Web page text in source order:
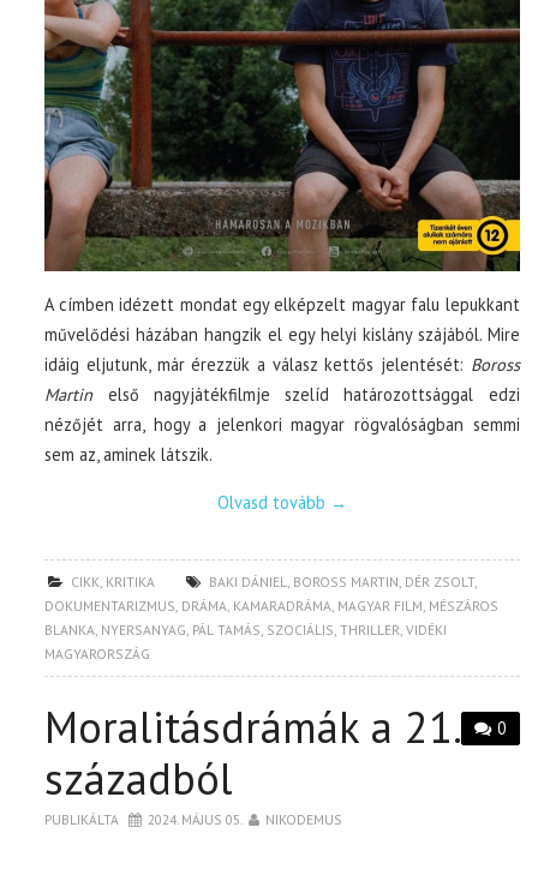
A címben idézett mondat egy elképzelt magyar falu lepukkant
művelődési házában hangzik el egy helyi kislány szájából. Mire
idáig eljutunk, már érezzük a válasz kettős jelentését: Boross
Martinelső nagyjátékfilmje szelíd határozottsággal edzi
nézőjét arra, hogy a jelenkori magyar rögvalóságban semmi
sem az, aminek látszik.
Olvasd tovább →
CIKK KRITIKA BAKI DÁNIEL BOROSS MARTIN DÉR ZSOLT,
DOKUMENTARIZMUS DRÁMA KAMARADRÁMA MAGYAR FILM MÉSZÁROS
BLANKA NYERSANYAG PÁL TAMÁS SZOCIÁLIS ,THRILLER ,VIDÉKI
MAGYARORSZÁG
0
Moralitásdrámák a 21.
századból
PUBLIKÁLTA 2024. MÁJUS 05. NIKODEMUS